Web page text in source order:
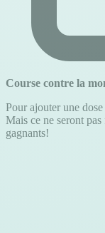
Course contre la
Pour ajouter une
Mais ce ne seront
gagnants!